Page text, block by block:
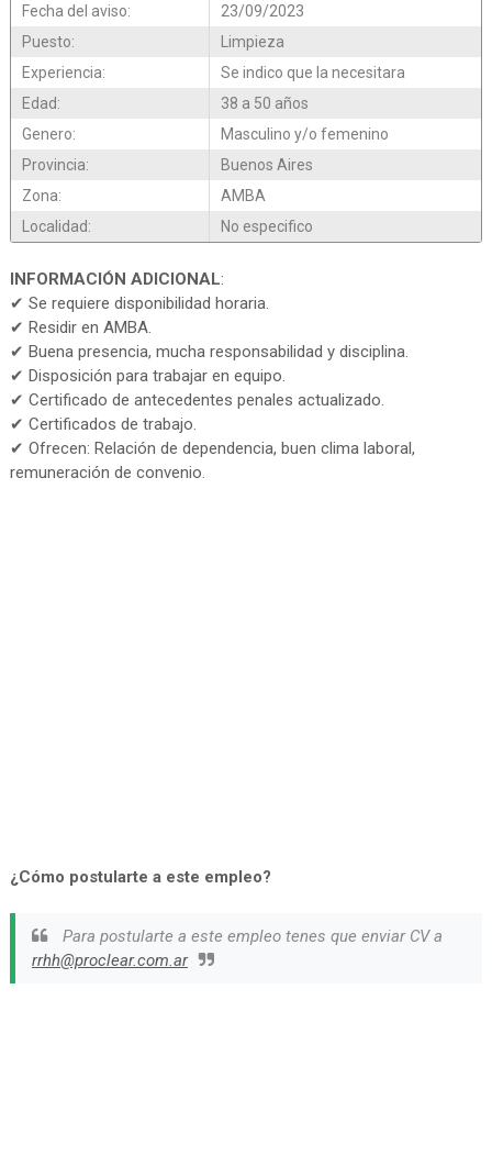
Fecha del aviso:
23/09/2023
Puesto:
Limpieza
Experiencia:
Se indico que la necesitara
Edad:
38 a 50 años
Genero:
Masculino y/o femenino
Provincia:
Buenos Aires
Zona:
AMBA
Localidad:
No especifico
INFORMACIÓN ADICIONAL:
✔ Se requiere disponibilidad horaria.
✔ Residir en AMBA.
✔ Buena presencia, mucha responsabilidad y disciplina.
✔ Disposición para trabajar en equipo.
✔ Certificado de antecedentes penales actualizado.
✔ Certificados de trabajo.
✔ Ofrecen: Relación de dependencia, buen clima laboral,
remuneración de convenio.
¿Cómo postularte a este empleo?
Para postularte a este empleo tenes que enviar CV a
rrhh@proclear.com.ar